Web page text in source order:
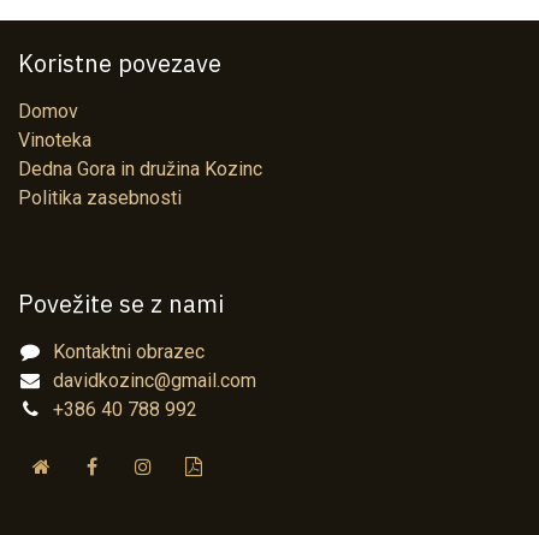
Koristne povezave
Domov
Vinoteka
Dedna Gora in družina Kozinc
Politika zasebnosti
Povežite se z nami
Kontaktni obrazec
davidkozinc@gmail.com
+386 40 788 992